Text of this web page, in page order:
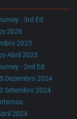
- 3rd Ed
2026
2025
Abril 2025
- 2nd Ed
Dezembro 2024
Setembro 2024
2024